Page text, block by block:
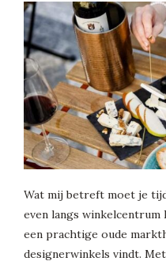
Wat mij betreft moet je
even langs winkelcentrum
een prachtige oude
designerwinkels vindt.